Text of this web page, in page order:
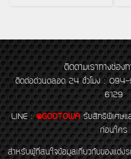
ติดตามเราทางช่องท
ติดต่อด่วนตลอด 24 ชั่วโมง :
6129
LINE : @GODTOWA รับสิทธิพิเศษแ
ก่อนใคร
สำหรับผู้ที่สนใจข้อมูลเกี่ยวกับของแต่ง